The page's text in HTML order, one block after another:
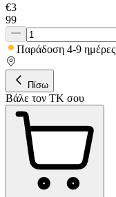
€3
99
Παράδοση 4-9 ημέρες
Πίσω
Βάλε τον ΤΚ σου